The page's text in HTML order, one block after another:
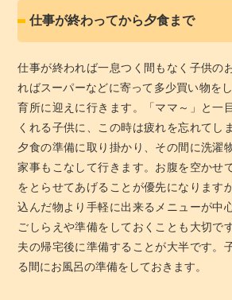
仕事が終わってから夕食まで
仕事が終われば一息つく間もなく子供の
ればスーパーなどに寄って多少買い物を
育所に迎えに行きます。「ママ～」と一
くれる子供に、この時は疲れを忘れてし
夕食の準備に取り掛かり、その間に洗濯
家事もこなして行きます。お腹を空かせ
をとらせてあげることが優先になります
込んだ物より手軽に出来るメニューが中
ごしらえや準備をしておくことも大切で
夫の帰宅後に準備することが大半です。
る間にお風呂の準備をしておきます。